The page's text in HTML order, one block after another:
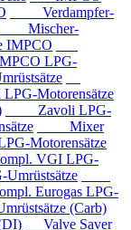
Verdampfer-
Mischer-
IMPCO
LPG-
Motorensätze
Zavoli LPG-
Mixer
Motorensätze
VGI LPG-
Eurogas LPG-
(Carb)
Valve Saver